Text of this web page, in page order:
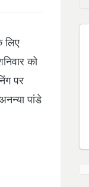
लिए
को
पर
पांडे